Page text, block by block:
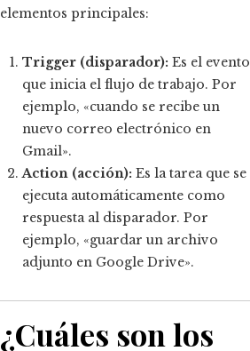
elementos principales:
Trigger (disparador): Es el evento
que inicia el flujo de trabajo. Por
ejemplo, «cuando se recibe un
nuevo correo electrónico en
Gmail».
Action (acción): Es la tarea que se
ejecuta automáticamente como
respuesta al disparador. Por
ejemplo, «guardar un archivo
adjunto en Google Drive».
¿Cuáles son los